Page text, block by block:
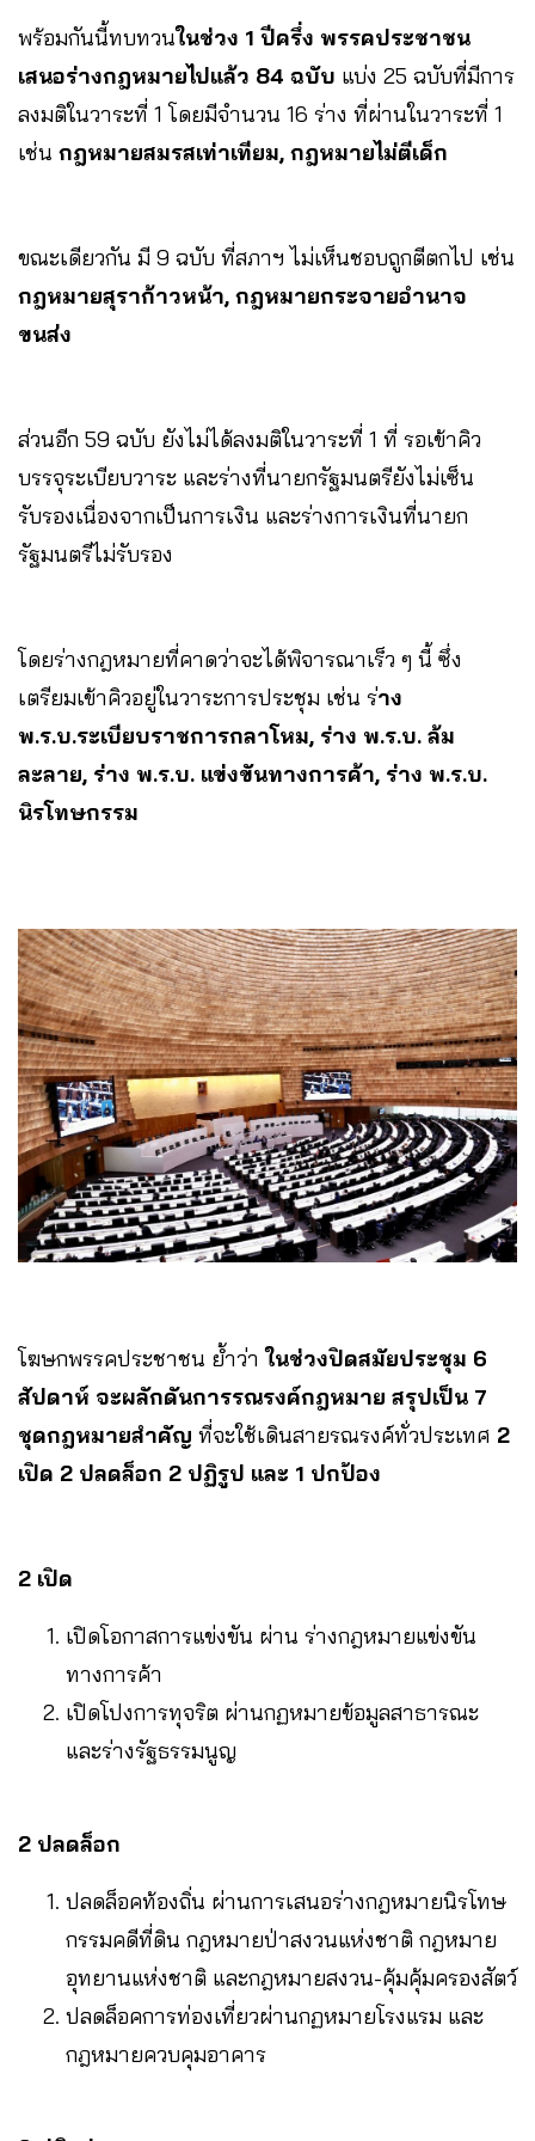
พร้อมกันนี้ทบทวนในช่วง 1 ปีครึ่ง พรรคประชาชน
เสนอร่างกฎหมายไปแล้ว 84 ฉบับ แบ่ง 25 ฉบับที่มีการ
ลงมติในวาระที่ 1 โดยมีจำนวน 16 ร่าง ที่ผ่านในวาระที่ 1
เช่น กฎหมายสมรสเท่าเทียม, กฎหมายไม่ตีเด็ก
ขณะเดียวกัน มี 9 ฉบับ ที่สภาฯ ไม่เห็นชอบถูกตีตกไป เช่น
กฎหมายสุราก้าวหน้า, กฎหมายกระจายอำนาจ
ขนส่ง
ส่วนอีก 59 ฉบับ ยังไม่ได้ลงมติในวาระที่ 1 ที่ รอเข้าคิว
บรรจุระเบียบวาระ และร่างที่นายกรัฐมนตรียังไม่เซ็น
รับรองเนื่องจากเป็นการเงิน และร่างการเงินที่นายก
รัฐมนตรีไม่รับรอง
โดยร่างกฎหมายที่คาดว่าจะได้พิจารณาเร็ว ๆ นี้ ซึ่ง
เตรียมเข้าคิวอยู่ในวาระการประชุม เช่น ร่าง
พ.ร.บ.ระเบียบราชการกลาโหม, ร่าง พ.ร.บ. ล้ม
ละลาย, ร่าง พ.ร.บ. แข่งขันทางการค้า, ร่าง พ.ร.บ.
นิรโทษกรรม
โฆษกพรรคประชาชน ย้ำว่า ในช่วงปิดสมัยประชุม 6
สัปดาห์ จะผลักดันการรณรงค์กฎหมาย สรุปเป็น 7
ชุดกฎหมายสำคัญ ที่จะใช้เดินสายรณรงค์ทั่วประเทศ 2
เปิด 2 ปลดล็อก 2 ปฏิรูป และ 1 ปกป้อง
2 เปิด
เปิดโอกาสการแข่งขัน ผ่าน ร่างกฎหมายแข่งขัน
ทางการค้า
เปิดโปงการทุจริต ผ่านกฏหมายข้อมูลสาธารณะ
และร่างรัฐธรรมนูญ
2 ปลดล็อก
ปลดล็อคท้องถิ่น ผ่านการเสนอร่างกฎหมายนิรโทษ
กรรมคดีที่ดิน กฎหมายป่าสงวนแห่งชาติ กฎหมาย
อุทยานแห่งชาติ และกฎหมายสงวน-คุ้มคุ้มครองสัตว์
ปลดล็อคการท่องเที่ยวผ่านกฏหมายโรงแรม และ
กฎหมายควบคุมอาคาร